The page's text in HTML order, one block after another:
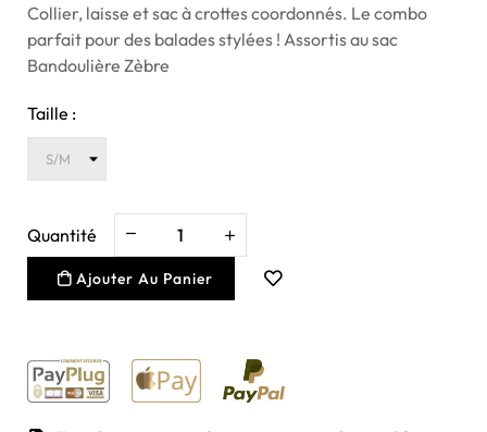
Collier, laisse et sac à crottes coordonnés. Le combo
parfait pour des balades stylées ! Assortis au sac
Bandoulière Zèbre
Taille :
Quantité
Ajouter Au Panier